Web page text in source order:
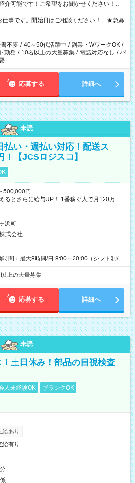
介可能です！ご希望をお聞かせください！★
みが必要な場合も遠慮なくご相談ください。
上の勤務が必要です
仕事です。開始日はご相談ください！ ★急募
書不要 / 40～50代活躍中 / 副業・WワークOK /
勤務 / 10名以上の大量募集 / 電話対応なし / パ
応募する 詳細へ
未読
い・週払い対応！配送ス
【JCSロジスコ】
500,000円
るとさらに給与UP！ 1番稼ぐ人で月120万ほ
デルイメージ＞ ■月収50万
区在住)※元建築関係 1日150個配達×25日勤務
浜町
式会社
時間：最大8時間/日 8:00～20:00（シフト制/実
勤務（場所次第では週4も有り） ※配達状況
の勤務可能性有り ※案件により多少の前後あ
上の大量募集
応募する 詳細へ
未読
土日休み！部品の目視検査
人未経験OK
ブランクOK
給あり
給有り